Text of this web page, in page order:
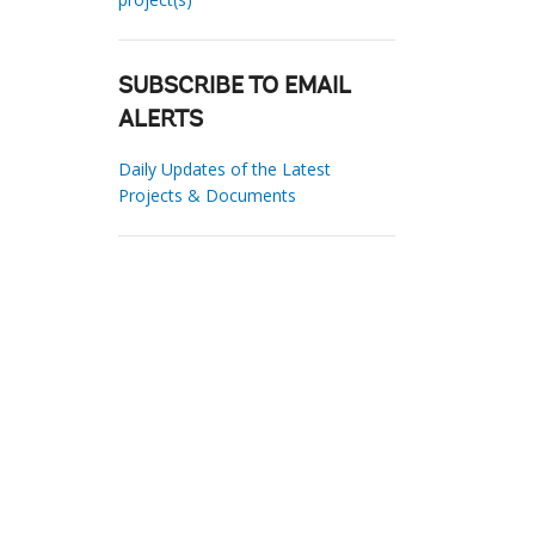
SUBSCRIBE TO EMAIL
ALERTS
Daily Updates of the Latest
Projects & Documents